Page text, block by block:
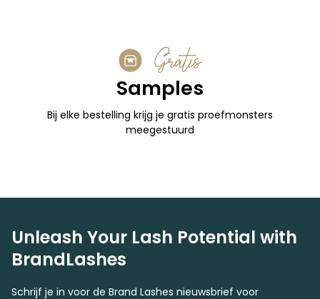
Gratis
Samples
Bij elke bestelling krijg je gratis proefmonsters
meegestuurd
Unleash Your Lash Potential with
BrandLashes
Schrijf je in voor de Brand Lashes nieuwsbrief voor